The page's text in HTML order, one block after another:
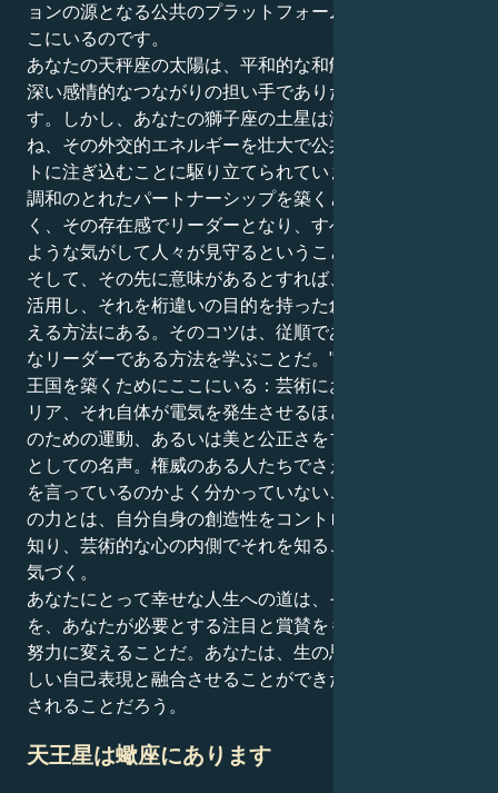
ョンの源となる公共のプラットフォームを築くためにこ
こにいるのです。
あなたの天秤座の太陽は、平和的な和解者であり、美と
深い感情的なつながりの担い手でありたいと願っていま
す。しかし、あなたの獅子座の土星は演劇的な野心を重
ね、その外交的エネルギーを壮大で公共的なプロジェク
トに注ぎ込むことに駆り立てられています。それは単に
調和のとれたパートナーシップを築くということではな
く、その存在感でリーダーとなり、すべてが公平になる
ような気がして人々が見守るということです。
そして、その先に意味があるとすれば、社会的な恩寵を
活用し、それを桁違いの目的を持った創造的な行動に変
える方法にある。そのコツは、従順であると同時に勇敢
なリーダーである方法を学ぶことだ。"あなたは自分の
王国を築くためにここにいる：芸術における壮大なキャ
リア、それ自体が電気を発生させるほど強大な社会正義
のための運動、あるいは美と公正さをブランドとする人
としての名声。権威のある人たちでさえ、自分たちが何
を言っているのかよく分かっていないことを知る。本当
の力とは、自分自身の創造性をコントロールする方法を
知り、芸術的な心の内側でそれを知ることにあることに
気づく。
あなたにとって幸せな人生への道は、その魅力的な精神
を、あなたが必要とする注目と賞賛をもたらす創造的な
努力に変えることだ。あなたは、生の思いやりを規律正
しい自己表現と融合させることができた人物として記憶
されることだろう。
天王星は蠍座にあります